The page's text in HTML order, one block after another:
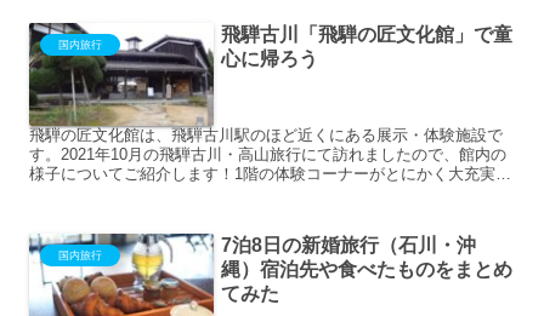
国内旅行
飛騨古川「飛騨の匠文化館」で童
心に帰ろう
飛騨の匠文化館は、飛騨古川駅のほど近くにある展示・体験施設で
す。2021年10月の飛騨古川・高山旅行にて訪れましたので、館内の
様子についてご紹介します！1階の体験コーナーがとにかく大充実入
国内旅行
7泊8日の新婚旅行（石川・沖
縄）宿泊先や食べたものをまとめ
てみた